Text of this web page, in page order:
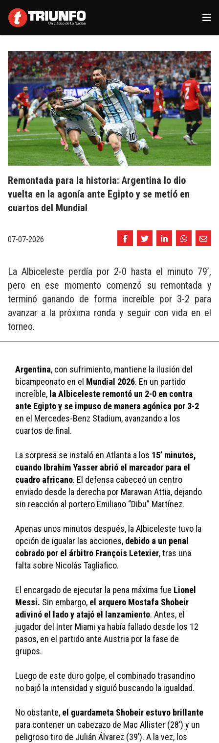
Remontada para la historia: Argentina lo dio
vuelta en la agonía ante Egipto y se metió en
cuartos del Mundial
07-07-2026
La Albiceleste perdía por 2-0 hasta el minuto 79’,
pero en ese momento comenzó su remontada y
terminó ganando de forma increíble por 3-2 para
avanzar a la próxima ronda y seguir con vida en el
torneo.
Argentina, con sufrimiento, mantiene la ilusión del
bicampeonato en el Mundial 2026. En un partido
increíble, la Albiceleste remontó un 2-0 en contra
ante Egipto y se impuso de manera agónica por 3-2
en el Mercedes-Benz Stadium, avanzando a los
cuartos de final.
La sorpresa se instaló en Atlanta a los 15’ minutos,
cuando Ibrahim Yasser abrió el marcador para el
cuadro africano. El defensa cabeceó un centro
enviado desde la derecha por Marawan Attia, dejando
sin reacción al portero Emiliano “Dibu” Martínez.
Apenas unos minutos después, la Albiceleste tuvo la
opción de igualar las acciones, debido a un penal
cobrado por el árbitro François Letexier, tras una
falta sobre Nicolás Tagliafico.
El encargado de ejecutar la pena máxima fue Lionel
Messi. Sin embargo, el arquero Mostafa Shobeir
adivinó el lado y atajó el lanzamiento. Antes, el
jugador del Inter Miami ya había fallado desde los 12
pasos, en el partido ante Austria por la fase de
grupos.
Luego de este duro golpe, el combinado trasandino
no bajó la intensidad y siguió buscando la igualdad.
No obstante, el guardameta Shobeir estuvo brillante
para contener un cabezazo de Mac Allister (28’) y un
peligroso tiro de Julián Álvarez (39’). A la vez, los